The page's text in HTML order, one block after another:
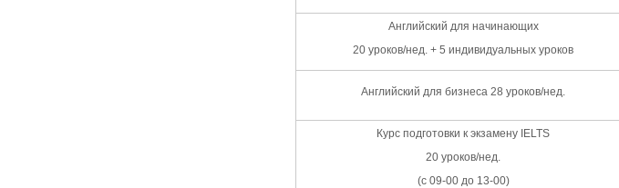
Английский для начинающих
20 уроков/нед. + 5 индивидуальных уроков
Английский для бизнеса 28 уроков/нед.
Курс подготовки к экзамену IELTS
20 уроков/нед.
(с 09-00 до 13-00)